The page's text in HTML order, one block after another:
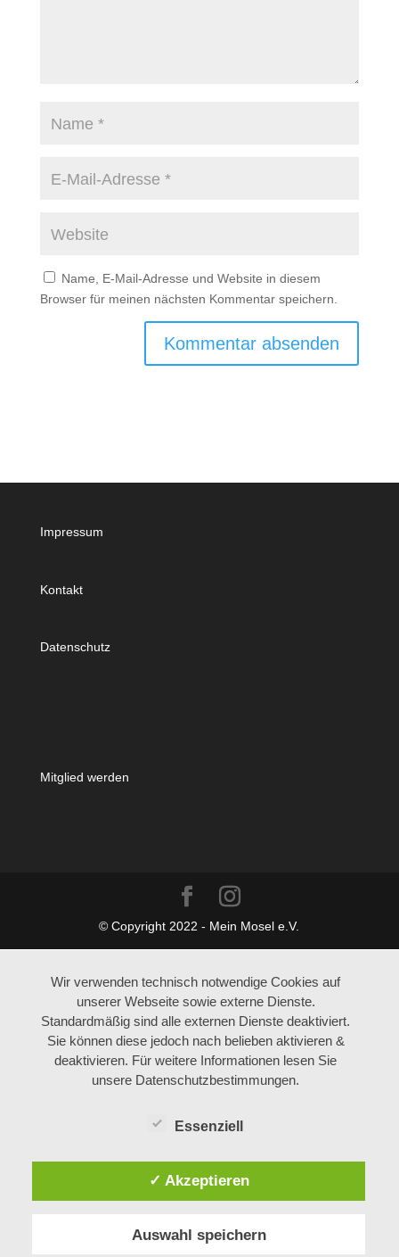
Name, E-Mail-Adresse und Website in diesem
Browser für meinen nächsten Kommentar speichern.
Impressum
Kontakt
Datenschutz
Mitglied werden
© Copyright 2022 - Mein Mosel e.V.
Wir verwenden technisch notwendige Cookies auf
unserer Webseite sowie externe Dienste.
Standardmäßig sind alle externen Dienste deaktiviert.
Sie können diese jedoch nach belieben aktivieren &
deaktivieren. Für weitere Informationen lesen Sie
unsere Datenschutzbestimmungen.
Essenziell
✓ Akzeptieren
Auswahl speichern